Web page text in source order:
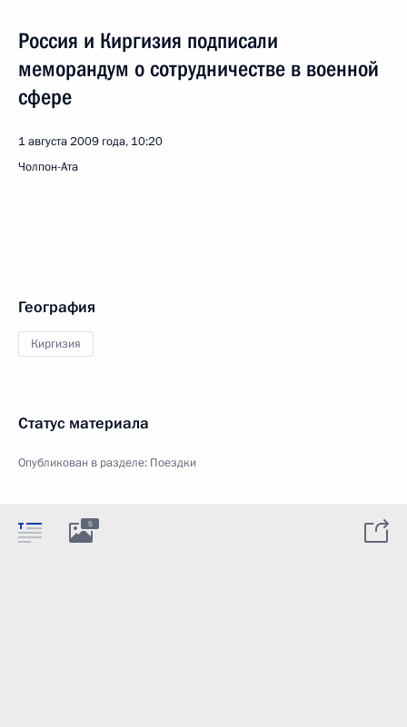
Россия и Киргизия подписали
меморандум о сотрудничестве в военной
сфере
1 августа 2009 года, 10:20
Чолпон-Ата
География
Киргизия
Статус материала
Опубликован в разделе: Поездки
5